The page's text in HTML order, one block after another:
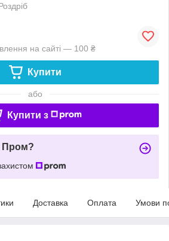
на сайті — 100 ₴
Купити
або
Купити з
Пром?
Доставка Оплата Умови